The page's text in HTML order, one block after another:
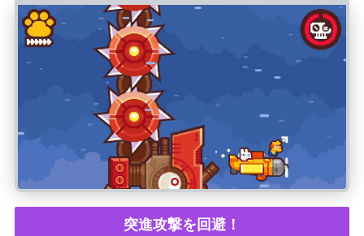
突進攻撃を回避！